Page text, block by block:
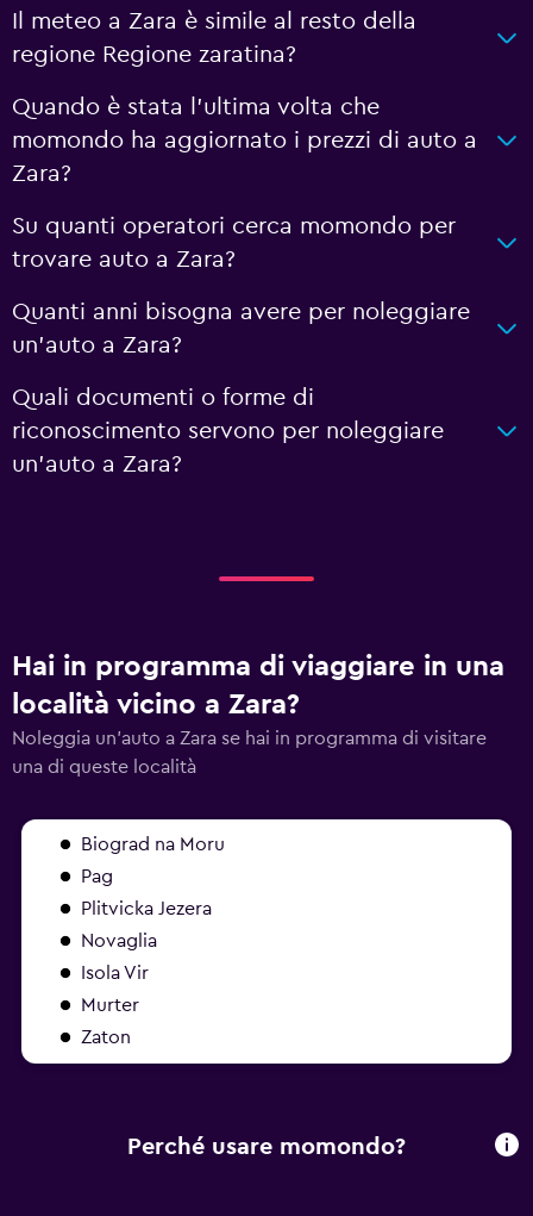
Il meteo a Zara è simile al resto della
regione Regione zaratina?
Quando è stata l'ultima volta che
momondo ha aggiornato i prezzi di auto a
Zara?
Su quanti operatori cerca momondo per
trovare auto a Zara?
Quanti anni bisogna avere per noleggiare
un'auto a Zara?
Quali documenti o forme di
riconoscimento servono per noleggiare
un'auto a Zara?
Hai in programma di viaggiare in una
località vicino a Zara?
Noleggia un'auto a Zara se hai in programma di visitare
una di queste località
Biograd na Moru
Pag
Plitvicka Jezera
Novaglia
Isola Vir
Murter
Zaton
Perché usare momondo?